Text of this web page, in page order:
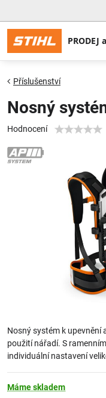
Příslušenství
Nosný
Hodnocení
Nosný systém k upevnění
použití nářadí. S
individuální nastavení
Máme skladem